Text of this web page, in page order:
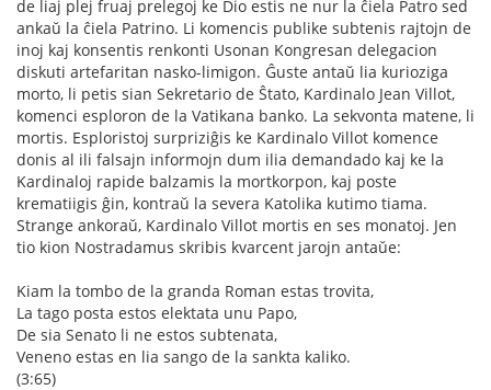
de liaj plej fruaj prelegoj ke Dio estis ne nur la ĉiela Patro sed
ankaŭ la ĉiela Patrino. Li komencis publike subtenis rajtojn de
inoj kaj konsentis renkonti Usonan Kongresan delegacion
diskuti artefaritan nasko-limigon. Ĝuste antaŭ lia kurioziga
morto, li petis sian Sekretario de Ŝtato, Kardinalo Jean Villot,
komenci esploron de la Vatikana banko. La sekvonta matene, li
mortis. Esploristoj surpriziĝis ke Kardinalo Villot komence
donis al ili falsajn informojn dum ilia demandado kaj ke la
Kardinaloj rapide balzamis la mortkorpon, kaj poste
krematiigis ĝin, kontraŭ la severa Katolika kutimo tiama.
Strange ankoraŭ, Kardinalo Villot mortis en ses monatoj. Jen
tio kion Nostradamus skribis kvarcent jarojn antaŭe:
Kiam la tombo de la granda Roman estas trovita,
La tago posta estos elektata unu Papo,
De sia Senato li ne estos subtenata,
Veneno estas en lia sango de la sankta kaliko.
(3:65)